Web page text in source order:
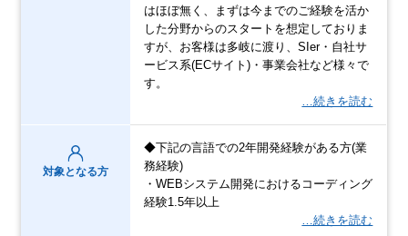
はほぼ無く、まずは今までのご経験を活か
した分野からのスタートを想定しておりま
すが、お客様は多岐に渡り、SIer・自社サ
ービス系(ECサイト)・事業会社など様々で
す。
…続きを読む
対象となる方
◆下記の言語での2年開発経験がある方(業
務経験)
・WEBシステム開発におけるコーディング
経験1.5年以上
…続きを読む